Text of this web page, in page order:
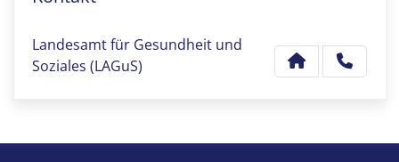
Landesamt für Gesundheit und
Soziales (LAGuS)